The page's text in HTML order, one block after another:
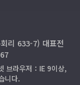
리 633-7) 대표전
브라우저：IE 9이상,
니다.